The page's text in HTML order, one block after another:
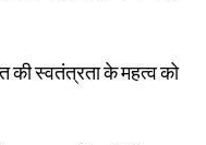
स्वतंत्रता के महत्व को